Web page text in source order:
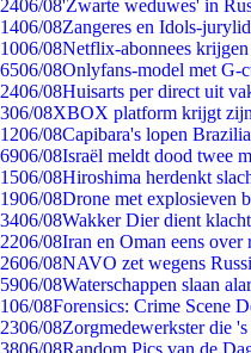
2406/08'Zwarte weduwes' in
1406/08Zangeres en Idols-
1006/08Netflix-abonnees
6506/08Onlyfans-model met G-
2406/08Huisarts per direct uit
306/08XBOX platform krijgt
1206/08Capibara's lopen
6906/08Israël meldt dood twee
1506/08Hiroshima herdenkt
1906/08Drone met explosieven
3406/08Wakker Dier dient
2206/08Iran en Oman eens
2606/08NAVO zet wegens
5906/08Waterschappen slaan
106/08Forensics: Crime Scene
2306/08Zorgmedewerkster die
3806/08Random Pics van de